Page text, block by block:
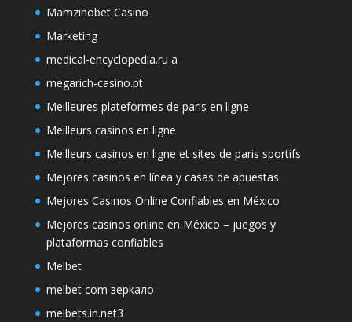
Mamzinobet Casino
Marketing
medical-encyclopedia.ru a
megarich-casino.pt
Meilleures plateformes de paris en ligne
Meilleurs casinos en ligne
Meilleurs casinos en ligne et sites de paris sportifs
Mejores casinos en línea y casas de apuestas
Mejores Casinos Online Confiables en México
Mejores casinos online en México – juegos y
plataformas confiables
Melbet
melbet com зеркало
melbets.in.net3